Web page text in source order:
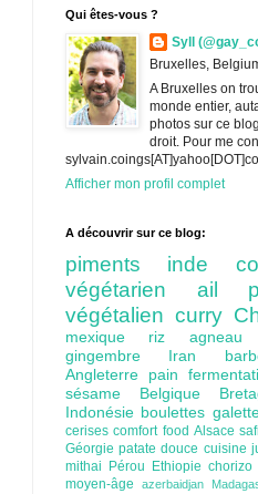
Qui êtes-vous ?
Syll
Bruxelles,
A Bruxelles on
monde entier,
photos sur ce
droit. Pour me
Afficher mon profil complet
A découvrir sur ce blog:
piments inde
végétarien ail
végétalien curry
mexique riz agneau
gingembre Iran
Angleterre pain
sésame Belgique
Indonésie boulettes
cerisescomfort foodAlsace
Géorgiepatate douce cuisine
mithai
Pérou Ethiopie chorizo
moyen-âgeazerbaidjan